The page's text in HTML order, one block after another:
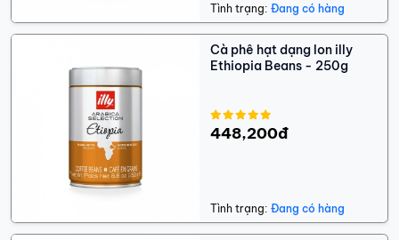
Tình trạng: Đang có hàng
Cà phê hạt dạng lon illy
Ethiopia Beans - 250g
448,200đ
Tình trạng: Đang có hàng